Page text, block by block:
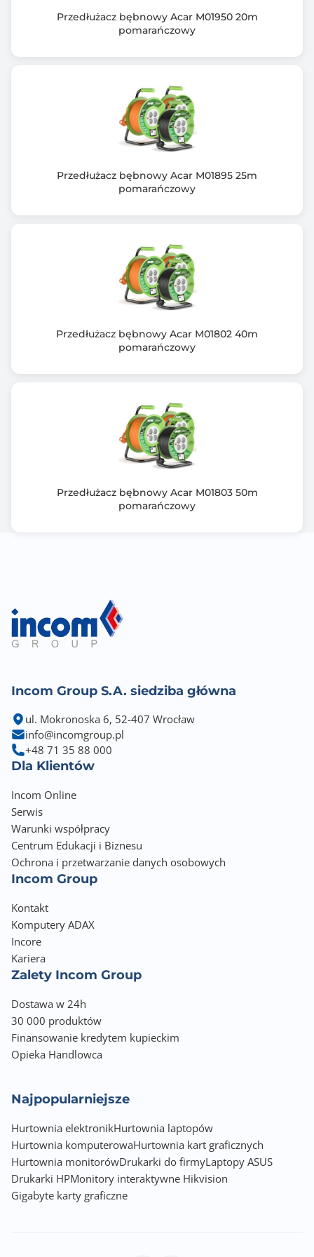
wygląd
przedłużacza dopasuje go do każdego wnętrza.
Przedłużacz bębnowy Acar M01950 20m
pomarańczowy
Przedłużacz bębnowy Acar M01895 25m
pomarańczowy
Przedłużacz bębnowy Acar M01802 40m
pomarańczowy
Przedłużacz bębnowy Acar M01803 50m
pomarańczowy
Incom Group S.A. siedziba główna
ul. Mokronoska 6, 52-407 Wrocław
info@incomgroup.pl
+48 71 35 88 000
Dla Klientów
Incom Online
Serwis
Warunki współpracy
Centrum Edukacji i Biznesu
Ochrona i przetwarzanie danych osobowych
Incom Group
Kontakt
Komputery ADAX
Incore
Kariera
Zalety Incom Group
Dostawa w 24h
30 000 produktów
Finansowanie kredytem kupieckim
Opieka Handlowca
Najpopularniejsze
Hurtownia elektronikHurtownia laptopów
Hurtownia komputerowaHurtownia kart graficznych
Hurtownia monitorówDrukarki do firmyLaptopy ASUS
Drukarki HPMonitory interaktywne Hikvision
Gigabyte karty graficzne